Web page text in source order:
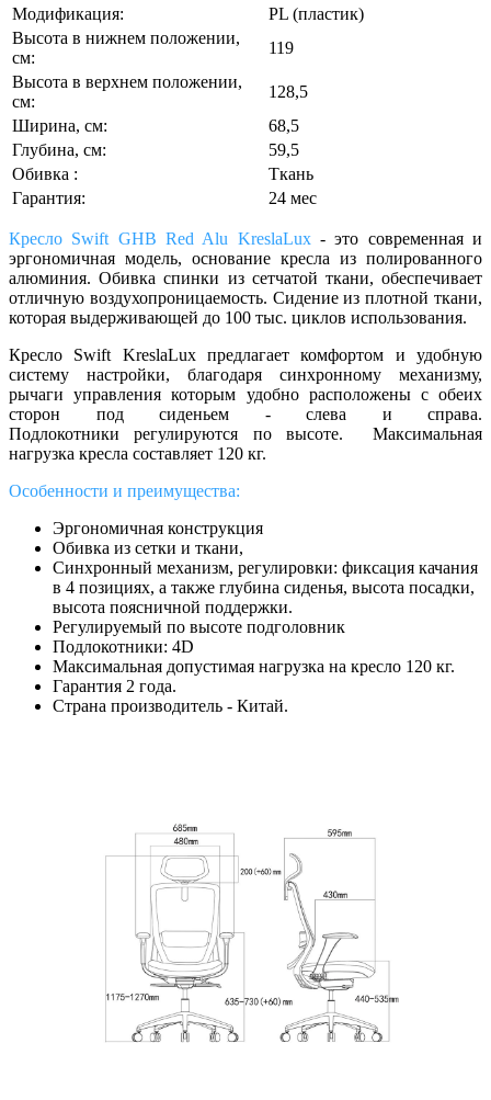
Модификация:
PL (пластик)
Высота в нижнем положении,
см:
119
Высота в верхнем положении,
см:
128,5
Ширина, см:
68,5
Глубина, см:
59,5
Обивка :
Ткань
Гарантия:
24 мес
Кресло Swift GHB Red Alu KreslaLux - это современная и
эргономичная модель, основание кресла из полированного
алюминия. Обивка спинки из сетчатой ткани, обеспечивает
отличную воздухопроницаемость. Сидение из плотной ткани,
которая выдерживающей до 100 тыс. циклов использования.
Кресло Swift KreslaLux предлагает комфортом и удобную
систему настройки, благодаря синхронному механизму,
рычаги управления которым удобно расположены с обеих
сторон под сиденьем - слева и справа.
Подлокотники регулируются по высоте. Максимальная
нагрузка кресла составляет 120 кг.
Особенности и преимущества:
Эргономичная конструкция
Обивка из сетки и ткани,
Синхронный механизм, регулировки: фиксация качания
в 4 позициях, а также глубина сиденья, высота посадки,
высота поясничной поддержки.
Регулируемый по высоте подголовник
Подлокотники: 4D
Максимальная допустимая нагрузка на кресло 120 кг.
Гарантия 2 года.
Страна производитель - Китай.